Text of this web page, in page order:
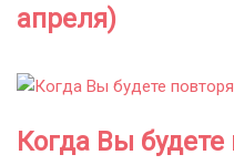
апреля)
Когда Вы будете